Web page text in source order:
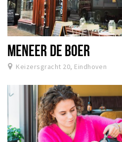
MENEER DE BOER
Keizersgracht 20, Eindhoven